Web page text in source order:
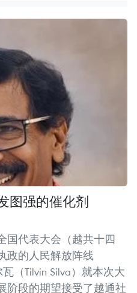
图强的催化剂
国代表大会（越共十四
政的人民解放阵线
瓦（Tilvin Silva）就本次大
阶段的期望接受了越通社